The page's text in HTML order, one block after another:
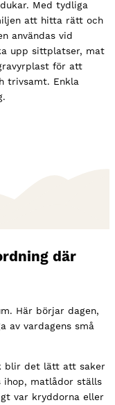
Med tydliga
att hitta rätt och
användas vid
upp sittplatser, mat
för att
trivsamt. Enkla
där
Här börjar dagen,
av vardagens små
blir det lätt att saker
ihop, matlådor ställs
var kryddorna eller